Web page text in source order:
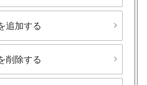
追加する
削除する